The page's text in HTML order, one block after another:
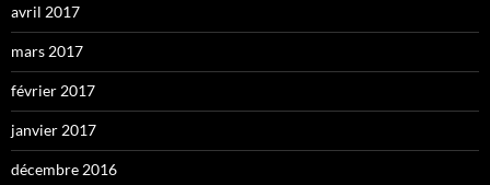
avril 2017
mars 2017
février 2017
janvier 2017
décembre 2016